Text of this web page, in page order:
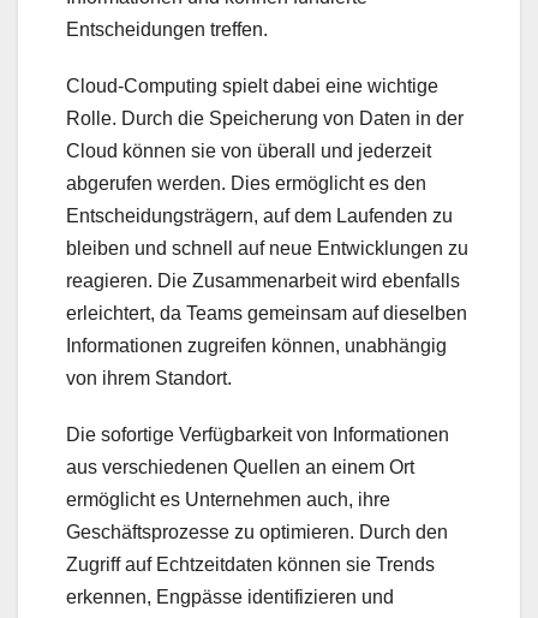
Entscheidungen treffen.
Cloud-Computing spielt dabei eine wichtige
Rolle. Durch die Speicherung von Daten in der
Cloud können sie von überall und jederzeit
abgerufen werden. Dies ermöglicht es den
Entscheidungsträgern, auf dem Laufenden zu
bleiben und schnell auf neue Entwicklungen zu
reagieren. Die Zusammenarbeit wird ebenfalls
erleichtert, da Teams gemeinsam auf dieselben
Informationen zugreifen können, unabhängig
von ihrem Standort.
Die sofortige Verfügbarkeit von Informationen
aus verschiedenen Quellen an einem Ort
ermöglicht es Unternehmen auch, ihre
Geschäftsprozesse zu optimieren. Durch den
Zugriff auf Echtzeitdaten können sie Trends
erkennen, Engpässe identifizieren und